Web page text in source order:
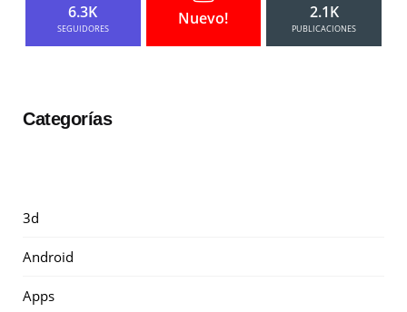
6.3K
SEGUIDORES
Nuevo! 2.1K
PUBLICACIONES
Categorías
3d
Android
Apps